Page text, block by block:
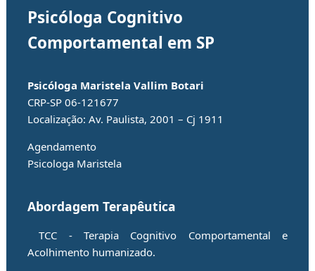
Psicóloga Cognitivo
Comportamental em SP
Psicóloga Maristela Vallim Botari
CRP-SP 06-121677
Localização: Av. Paulista, 2001 – Cj 1911
Agendamento
Psicologa Maristela
Abordagem Terapêutica
TCC - Terapia Cognitivo Comportamental e
Acolhimento humanizado.